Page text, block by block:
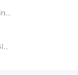
Discover Financial Services
Coinbase Global, Inc. Class A Common Stock